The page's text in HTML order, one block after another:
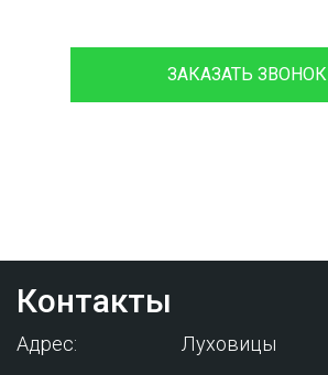
ЗАКАЗАТЬ ЗВОНОК
Контакты
Адрес:
Луховицы